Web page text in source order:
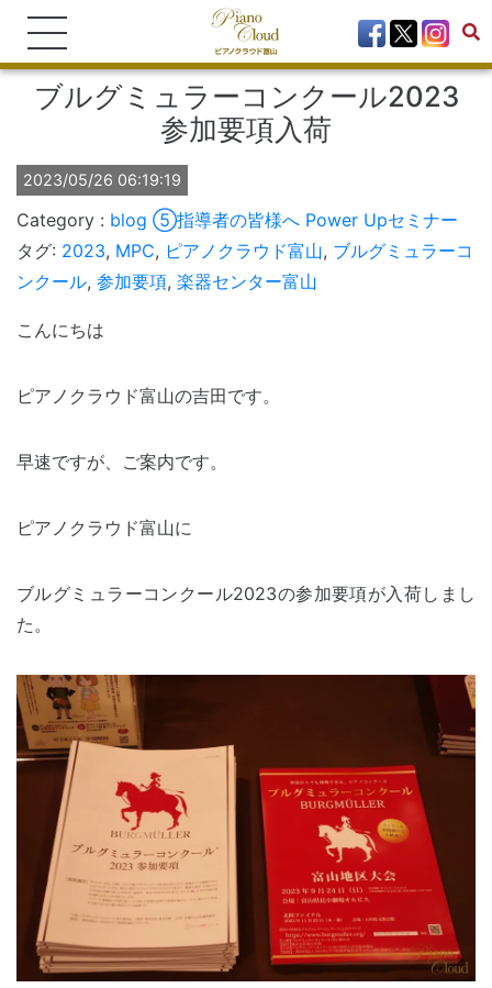
ブルグミュラーコンクール2023
参加要項入荷
2023/05/26 06:19:19
blog ⑤指導者の皆様へ Power Upセミナー
タグ: 2023, MPC, ピアノクラウド富山, ブルグミュラーコ
ンクール, 参加要項, 楽器センター富山
こんにちは
ピアノクラウド富山の吉田です。
早速ですが、ご案内です。
ピアノクラウド富山に
ブルグミュラーコンクール2023の参加要項が入荷しまし
た。